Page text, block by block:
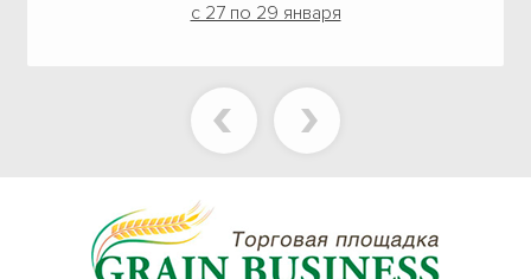
с 27 по 29 января